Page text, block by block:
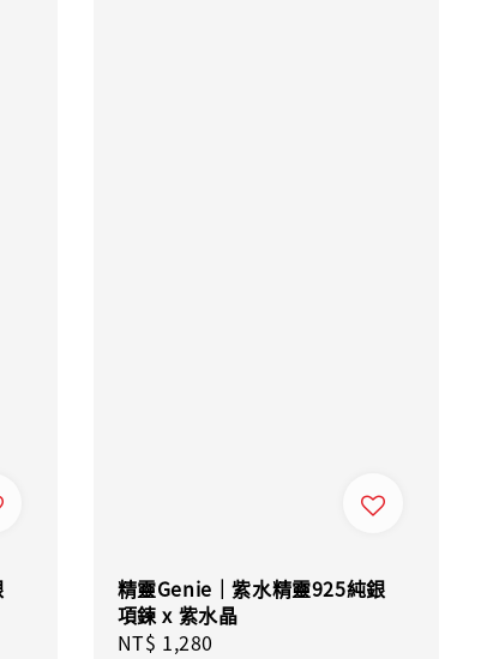
精靈Genie｜紫水精靈925純銀
項鍊 x 紫水晶
Regular
NT$ 1,280